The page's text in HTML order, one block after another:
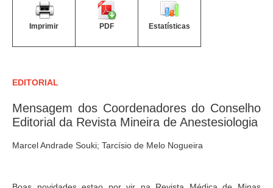
Imprimir PDF Estatísticas
EDITORIAL
Mensagem dos Coordenadores do Conselho
Editorial da Revista Mineira de Anestesiologia
Marcel Andrade Souki; Tarcísio de Melo Nogueira